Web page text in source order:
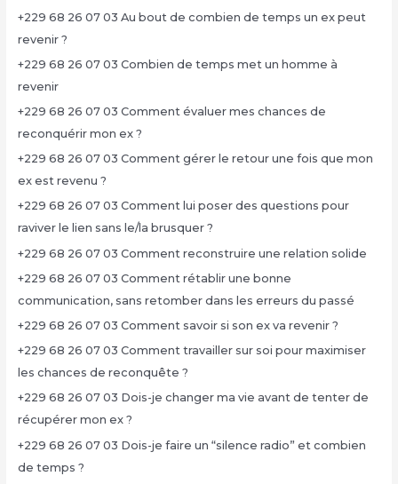
+229 68 26 07 03 Au bout de combien de temps un ex peut
revenir ?
+229 68 26 07 03 Combien de temps met un homme à
revenir
+229 68 26 07 03 Comment évaluer mes chances de
reconquérir mon ex ?
+229 68 26 07 03 Comment gérer le retour une fois que mon
ex est revenu ?
+229 68 26 07 03 Comment lui poser des questions pour
raviver le lien sans le/la brusquer ?
+229 68 26 07 03 Comment reconstruire une relation solide
+229 68 26 07 03 Comment rétablir une bonne
communication, sans retomber dans les erreurs du passé
+229 68 26 07 03 Comment savoir si son ex va revenir ?
+229 68 26 07 03 Comment travailler sur soi pour maximiser
les chances de reconquête ?
+229 68 26 07 03 Dois-je changer ma vie avant de tenter de
récupérer mon ex ?
+229 68 26 07 03 Dois-je faire un “silence radio” et combien
de temps ?